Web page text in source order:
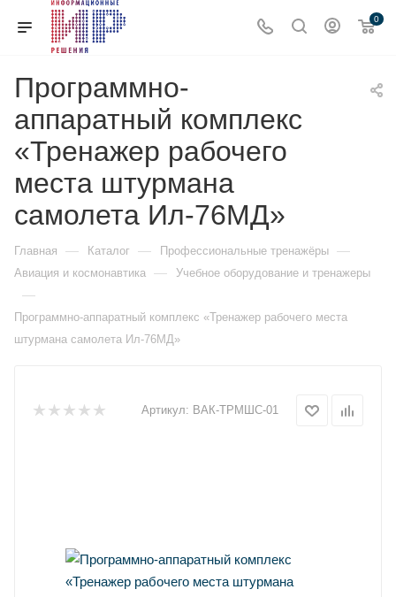
0
Программно-
аппаратный комплекс
«Тренажер рабочего
места штурмана
самолета Ил-76МД»
Главная — Каталог — Профессиональные тренажёры —
Авиация и космонавтика — Учебное оборудование и тренажеры
—
Программно-аппаратный комплекс «Тренажер рабочего места
штурмана самолета Ил-76МД»
Артикул: ВАК-ТРМШС-01